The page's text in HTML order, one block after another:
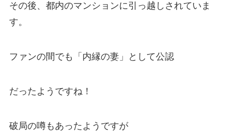
その後、都内のマンションに引っ越しされていま
す。
ファンの間でも「内縁の妻」として公認
だったようですね！
破局の噂もあったようですが